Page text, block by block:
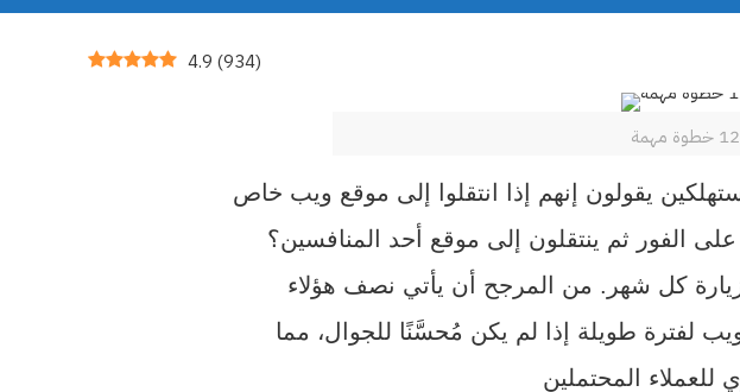
4.9 (934)
الفور ثم ينتقلون إلى موقع أحد المنافسين؟
كل شهر. من المرجح أن يأتي نصف هؤلاء
لفترة طويلة إذا لم يكن مُحسَّنًا للجوال، مما